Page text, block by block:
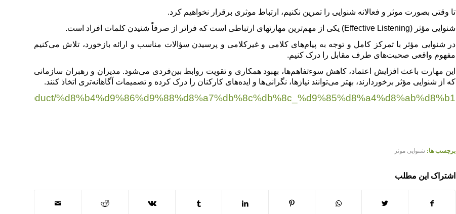
تا وقتی بصورت موثر و فعالانه شنوایی را تمرین نکنیم، ارتباط موثری برقرار نخواهیم کرد.
شنوایی مؤثر (Effective Listening) یکی از مهم‌ترین مهارتهای ارتباطی است که فراتر از صرفاً شنیدن کلمات افراد است.
در شنوایی مؤثر با تمرکز کامل و توجه به پیام‌های کلامی و غیرکلامی و پرسیدن سؤالات مناسب و ارائه بازخورد، تلاش می‌کنیم
مفهوم واقعی صحبت‌های طرف مقابل را درک کنیم.
این مهارت باعث افزایش اعتماد، کاهش سوءتفاهم‌ها، بهبود همکاری و تقویت روابط بین‌فردی می‌شود. مدیران و رهبران سازمانی
که از شنوایی مؤثر برخوردارند، بهتر می‌توانند نیازها، نگرانی‌ها و ایده‌های کارکنان را درک کرده و تصمیمات آگاهانه‌تری اتخاذ کنند.
product/%d8%b4%d9%86%d9%88%d8%a7%db%8c%db%8c_%d9%85%d8%a4%d8%ab%d8%b1
برچسب ها: شنوایی موثر
اشتراک این مطلب